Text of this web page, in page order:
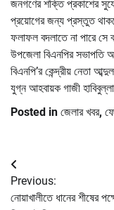
জনগণের শক্তি প্রকাশের
প্রয়োগের জন্য প্রস্তুত
ফলাফল বদলাতে না পারে সে
উপজেলা বিএনপির সভাপতি
বিএনপি’র কেন্দ্রীয় নেতা
যুগ্ন আহবায়ক গাজী
Posted in জেলার খবর,
Post
navigation
Previous:
নোয়াখালীতে ধানের শীষের